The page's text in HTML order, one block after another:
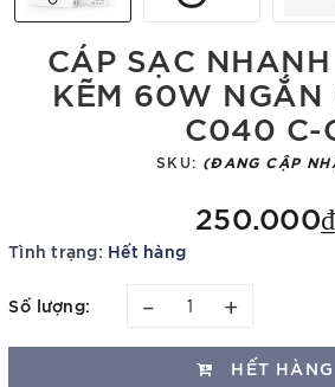
CÁP SẠC
KẼM 60W NGẮN
C040 C-
SKU: (ĐANG CẬP
250.000₫
Tình trạng: Hết hàng
Số lượng: – +
HẾT HÀNG